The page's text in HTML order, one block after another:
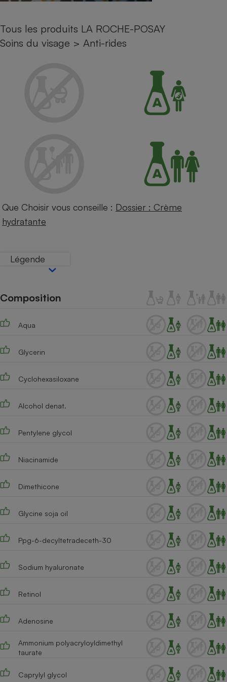
Tous les produits LA ROCHE-POSAY
Soins du visage > Anti-rides
Que Choisir vous conseille : Dossier : Crème
hydratante
Légende
Composition
Aqua
Glycerin
Cyclohexasiloxane
Alcohol denat.
Pentylene glycol
Niacinamide
Dimethicone
Glycine soja oil
Ppg-6-decyltetradeceth-30
Sodium hyaluronate
Retinol
Adenosine
Ammonium polyacryloyldimethyl
taurate
Caprylyl glycol
Complément
alimentaire
Lave-linge
Climatiseur -
Ventilateur
Robot ménager
Antivirus
Matelas
Climatiseur -
Antimoustique